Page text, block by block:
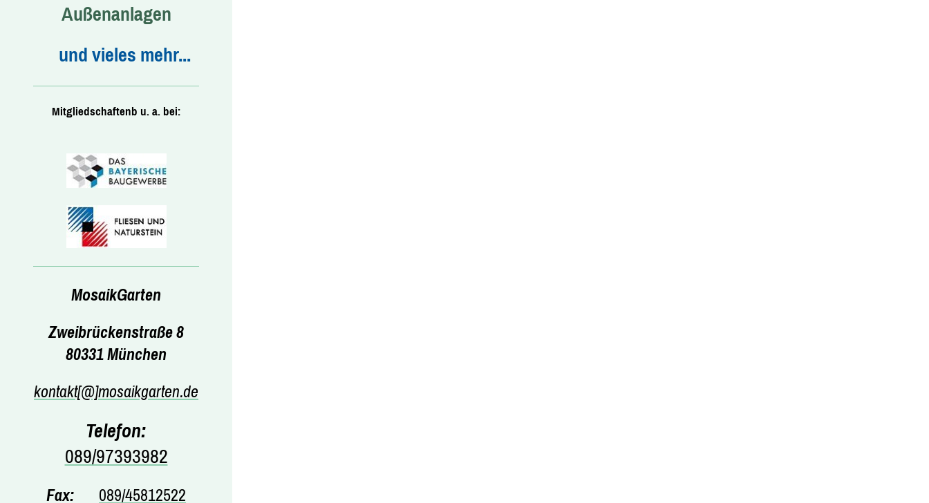
Außenanlagen
und vieles mehr...
Mitgliedschaftenb u. a. bei:
MosaikGarten
Zweibrückenstraße 8
80331 München
kontakt[@]mosaikgarten.de
Telefon:
089/97393982
Fax: 089/45812522